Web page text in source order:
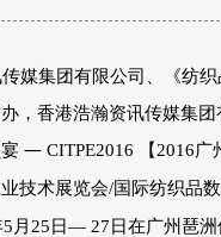
媒集团有限公司、《纺
，香港浩瀚资讯传媒集
宴 — CITPE2016 【 2016广
技术展览会/国际纺织品
5 月 25 日— 27 日在广州琶